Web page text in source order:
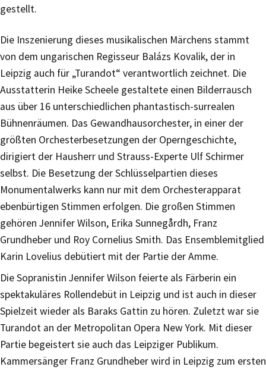
gestellt.
Die Inszenierung dieses musikalischen Märchens stammt
von dem ungarischen Regisseur Balázs Kovalik, der in
Leipzig auch für „Turandot“ verantwortlich zeichnet. Die
Ausstatterin Heike Scheele gestaltete einen Bilderrausch
aus über 16 unterschiedlichen phantastisch-surrealen
Bühnenräumen. Das Gewandhausorchester, in einer der
größten Orchesterbesetzungen der Operngeschichte,
dirigiert der Hausherr und Strauss-Experte Ulf Schirmer
selbst. Die Besetzung der Schlüsselpartien dieses
Monumentalwerks kann nur mit dem Orchesterapparat
ebenbürtigen Stimmen erfolgen. Die großen Stimmen
gehören Jennifer Wilson, Erika Sunnegårdh, Franz
Grundheber und Roy Cornelius Smith. Das Ensemblemitglied
Karin Lovelius debütiert mit der Partie der Amme.
Die Sopranistin Jennifer Wilson feierte als Färberin ein
spektakuläres Rollendebüt in Leipzig und ist auch in dieser
Spielzeit wieder als Baraks Gattin zu hören. Zuletzt war sie
Turandot an der Metropolitan Opera New York. Mit dieser
Partie begeistert sie auch das Leipziger Publikum.
Kammersänger Franz Grundheber wird in Leipzig zum ersten